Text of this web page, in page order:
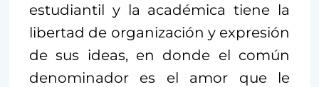
estudiantil y la académica tiene la
libertad de organización y expresión
de sus ideas, en donde el común
denominador es el amor que le